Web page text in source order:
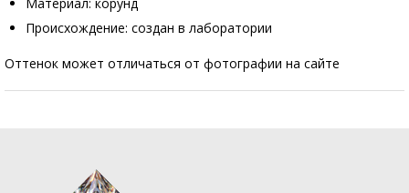
Происхождение: создан в лаборатории
Оттенок может отличаться от фотографии на сайте